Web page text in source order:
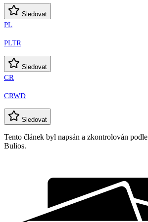
Sledovat
PL
PLTR
Sledovat
CR
CRWD
Sledovat
Tento článek byl napsán a zkontrolován podle
Bulios.